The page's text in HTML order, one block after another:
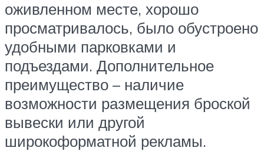
оживленном месте, хорошо
просматривалось, было обустроено
удобными парковками и
подъездами. Дополнительное
преимущество – наличие
возможности размещения броской
вывески или другой
широкоформатной рекламы.